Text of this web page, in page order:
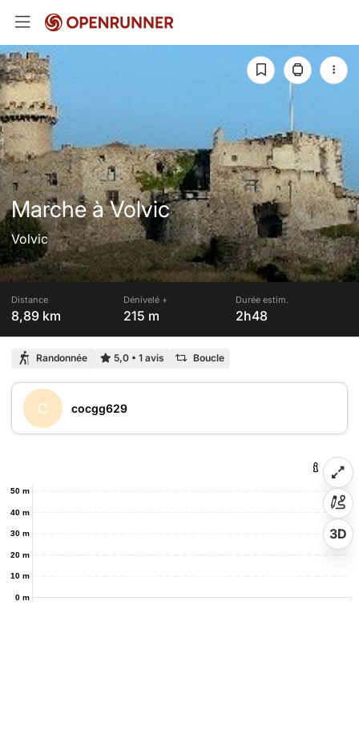
Marche à Volvic
Volvic
Distance
8,89 km
Dénivelé +
215 m
Durée estim.
2h48
Randonnée 5,0 • 1 avis Boucle
C cocgg629
0 m
10 m
20 m
30 m
40 m
50 m
3D